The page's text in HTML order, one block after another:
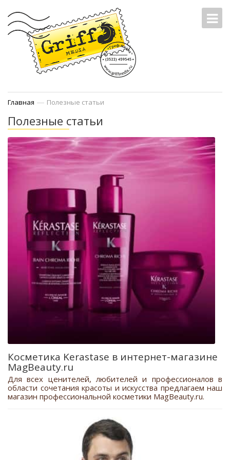
Главная — Полезные статьи
Полезные статьи
Косметика Kerastase в интернет-магазине
MagBeauty.ru
Для всех ценителей, любителей и профессионалов в
области сочетания красоты и искусства предлагаем наш
магазин профессиональной косметики MagBeauty.ru.